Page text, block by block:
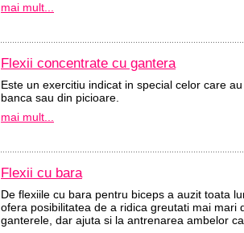
mai mult...
Flexii concentrate cu gantera
Este un exercitiu indicat in special celor care
banca sau din picioare.
mai mult...
Flexii cu bara
De flexiile cu bara pentru biceps a auzit toata
ofera posibilitatea de a ridica greutati mai mari
ganterele, dar ajuta si la antrenarea ambelor